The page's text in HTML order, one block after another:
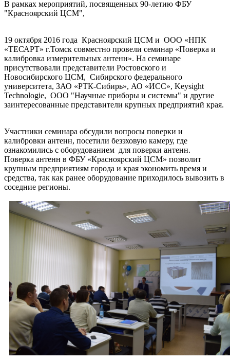
В рамках мероприятий, посвященных 90-летию ФБУ
"Красноярский ЦСМ",
19 октября 2016 года Красноярский ЦСМ и ООО «НПК
«ТЕСАРТ» г.Томск совместно провели семинар «Поверка и
калибровка измерительных антенн». На семинаре
присутствовали представители Ростовского и
Новосибирского ЦСМ, Сибирского федерального
университета, ЗАО «РТК-Сибирь», АО «ИСС», Keysight
Technologie, ООО "Научные приборы и системы" и другие
заинтересованные представители крупных предприятий края.
Участники семинара обсудили вопросы поверки и
калибровки антенн, посетили безэховую камеру, где
ознакомились с оборудованием для поверки антенн.
Поверка антенн в ФБУ «Красноярский ЦСМ» позволит
крупным предприятиям города и края экономить время и
средства, так как ранее оборудование приходилось вывозить в
соседние регионы.